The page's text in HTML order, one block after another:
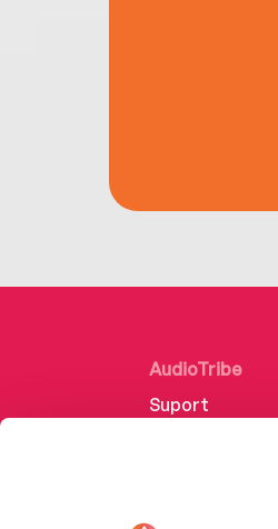
AudioTribe
Suport